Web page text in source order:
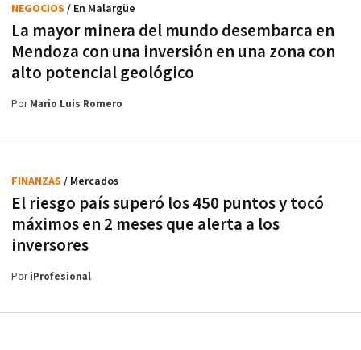
La mayor minera del mundo desembarca en
Mendoza con una inversión en una zona con
alto potencial geológico
NEGOCIOS / En Malargüe
PorMario Luis Romero
El riesgo país superó los 450 puntos y tocó
máximos en 2 meses que alerta a los
inversores
FINANZAS / Mercados
PoriProfesional